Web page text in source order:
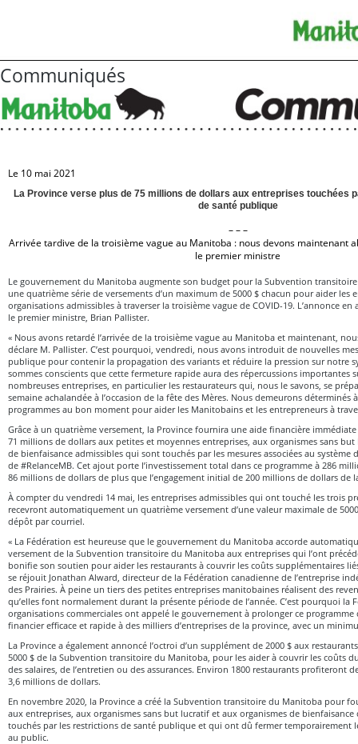
Communiqués
Le 10 mai 2021
La Province verse plus de 75 millions de dollars aux entreprises touchées
de santé publique
– – –
Arrivée tardive de la troisième vague au Manitoba : nous devons maintenant
le premier ministre
Le gouvernement du Manitoba augmente son budget pour la Subvention
une quatrième série de versements d’un maximum de 5000 $ chacun pour aider les
organisations admissibles à traverser la troisième vague de COVID-19. L’annonce
le premier ministre, Brian Pallister.
« Nous avons retardé l’arrivée de la troisième vague au Manitoba et maintenant,
déclare M. Pallister. C’est pourquoi, vendredi, nous avons introduit de nouvelles
publique pour contenir la propagation des variants et réduire la pression sur notre
sommes conscients que cette fermeture rapide aura des répercussions importantes
nombreuses entreprises, en particulier les restaurateurs qui, nous le savons, se
semaine achalandée à l’occasion de la fête des Mères. Nous demeurons déterminés
programmes au bon moment pour aider les Manitobains et les entrepreneurs à
Grâce à un quatrième versement, la Province fournira une aide financière
71 millions de dollars aux petites et moyennes entreprises, aux organismes sans
de bienfaisance admissibles qui sont touchés par les mesures associées au système
de #RelanceMB. Cet ajout porte l’investissement total dans ce programme à 286
86 millions de dollars de plus que l’engagement initial de 200 millions de dollars de
À compter du vendredi 14 mai, les entreprises admissibles qui ont touché les trois
recevront automatiquement un quatrième versement d’une valeur maximale de
dépôt par courriel.
« La Fédération est heureuse que le gouvernement du Manitoba accorde
versement de la Subvention transitoire du Manitoba aux entreprises qui l’ont
bonifie son soutien pour aider les restaurants à couvrir les coûts supplémentaires
se réjouit Jonathan Alward, directeur de la Fédération canadienne de l’entreprise
des Prairies. À peine un tiers des petites entreprises manitobaines réalisent des
qu’elles font normalement durant la présente période de l’année. C’est pourquoi la
organisations commerciales ont appelé le gouvernement à prolonger ce
financier efficace et rapide à des milliers d’entreprises de la province, avec un
La Province a également annoncé l’octroi d’un supplément de 2000 $ aux
5000 $ de la Subvention transitoire du Manitoba, pour les aider à couvrir les coûts
des salaires, de l’entretien ou des assurances. Environ 1800 restaurants profiteront
3,6 millions de dollars.
En novembre 2020, la Province a créé la Subvention transitoire du Manitoba pour
aux entreprises, aux organismes sans but lucratif et aux organismes de
touchés par les restrictions de santé publique et qui ont dû fermer temporairement
au public.